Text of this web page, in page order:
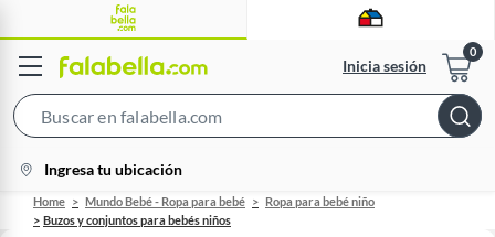
Inicia sesión
Bar
location-
icon
Ingresa tu ubicación
Home Mundo Bebé - Ropa para bebé
Ropa para bebé niño
Buzos y conjuntos para bebés niños